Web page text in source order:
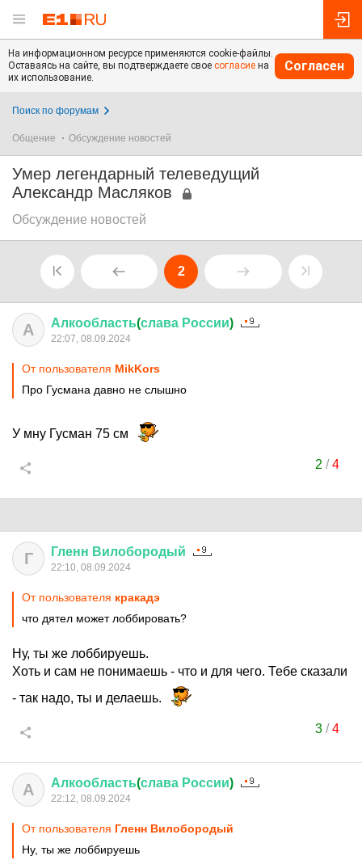
На информационном ресурсе применяются cookie-файлы.
Оставаясь на сайте, вы подтверждаете свое согласие на
их использование.
Согласен
Поиск по форумам
Общение Обсуждение новостей
Умер легендарный телеведущий
Александр Масляков
Обсуждение новостей
2
А Алкообласть(слава России)
22:07, 08.09.2024
От пользователя MikKors
Про Гусмана давно не слышно
У мну Гусман 75 см
2 /4
Г Гленн Вилобородый
22:10, 08.09.2024
От пользователя кракадэ
что дятел может лоббировать?
Ну, ты же лоббируешь.
Хоть и сам не понимаешь - что и для чего. Тебе сказали
- так надо, ты и делаешь.
3/4
А Алкообласть(слава России)
22:12, 08.09.2024
От пользователя Гленн Вилобородый
Ну, ты же лоббируешь